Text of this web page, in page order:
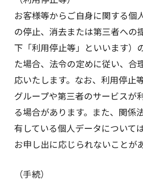
お客様等からご自身に関する個
の停止、消去または第三者への
下「利用停止等」といいます）
た場合、法令の定めに従い、合
応いたします。なお、利用停止
グループや第三者のサービスが
る場合があります。また、関係
有している個人データについて
お申し出に応じられないことが
（手続）